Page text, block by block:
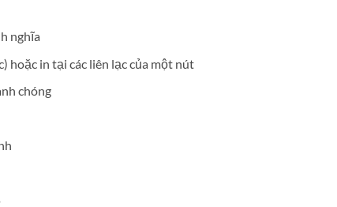
nghĩa
hoặc in tại các liên lạc của một nút
chóng